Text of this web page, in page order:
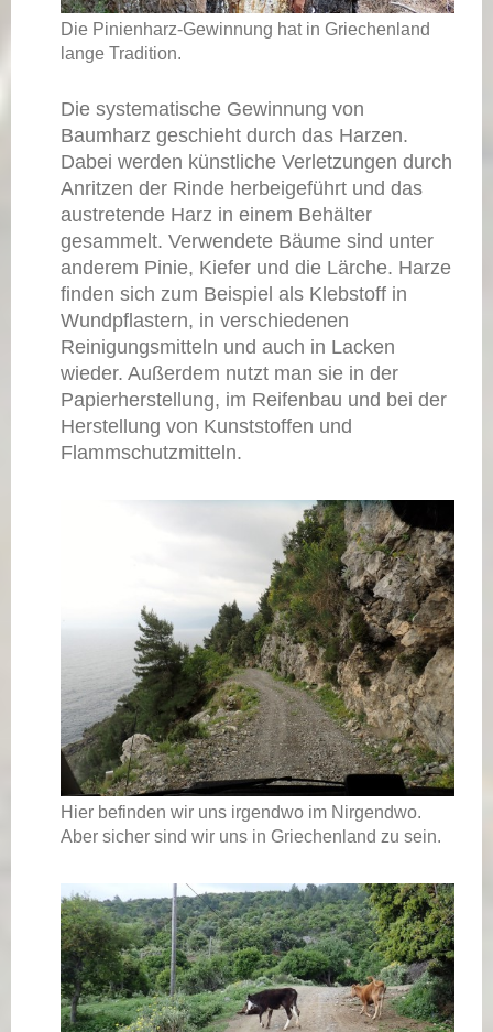
Die Pinienharz-Gewinnung hat in Griechenland
lange Tradition.
Die systematische Gewinnung von
Baumharz geschieht durch das Harzen.
Dabei werden künstliche Verletzungen durch
Anritzen der Rinde herbeigeführt und das
austretende Harz in einem Behälter
gesammelt. Verwendete Bäume sind unter
anderem Pinie, Kiefer und die Lärche. Harze
finden sich zum Beispiel als Klebstoff in
Wundpflastern, in verschiedenen
Reinigungsmitteln und auch in Lacken
wieder. Außerdem nutzt man sie in der
Papierherstellung, im Reifenbau und bei der
Herstellung von Kunststoffen und
Flammschutzmitteln.
Hier befinden wir uns irgendwo im Nirgendwo.
Aber sicher sind wir uns in Griechenland zu sein.